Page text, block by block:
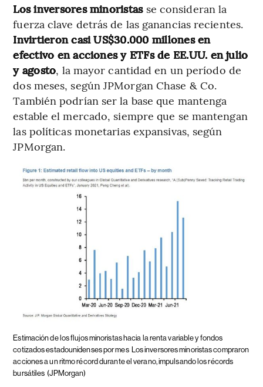
Los inversores minoristas se consideran la
fuerza clave detrás de las ganancias recientes.
Invirtieron casi US$30.000 millones en
efectivo en acciones y ETFs de EE.UU. en julio
y agosto, la mayor cantidad en un período de
dos meses, según JPMorgan Chase & Co.
También podrían ser la base que mantenga
estable el mercado, siempre que se mantengan
las políticas monetarias expansivas, según
JPMorgan.
Estimación de los flujos minoristas hacia la renta variable y fondos
cotizados estadounidenses por mes Los inversores minoristas compraron
acciones a un ritmo récord durante el verano, impulsando los récords
bursátiles (JPMorgan)